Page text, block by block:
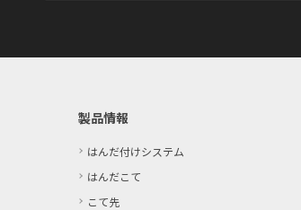
製品情報
はんだ付けシステム
はんだこて
こて先